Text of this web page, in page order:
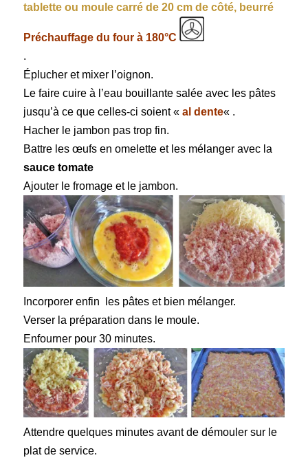
tablette ou moule carré de 20 cm de côté, beurré
Préchauffage du four à 180°C
.
Éplucher et mixer l’oignon.
Le faire cuire à l’eau bouillante salée avec les pâtes
jusqu’à ce que celles-ci soient « al dente« .
Hacher le jambon pas trop fin.
Battre les œufs en omelette et les mélanger avec la
sauce tomate
Ajouter le fromage et le jambon.
Incorporer enfin les pâtes et bien mélanger.
Verser la préparation dans le moule.
Enfourner pour 30 minutes.
Attendre quelques minutes avant de démouler sur le
plat de service.